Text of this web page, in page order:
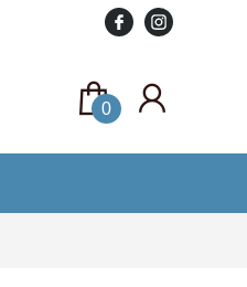
0